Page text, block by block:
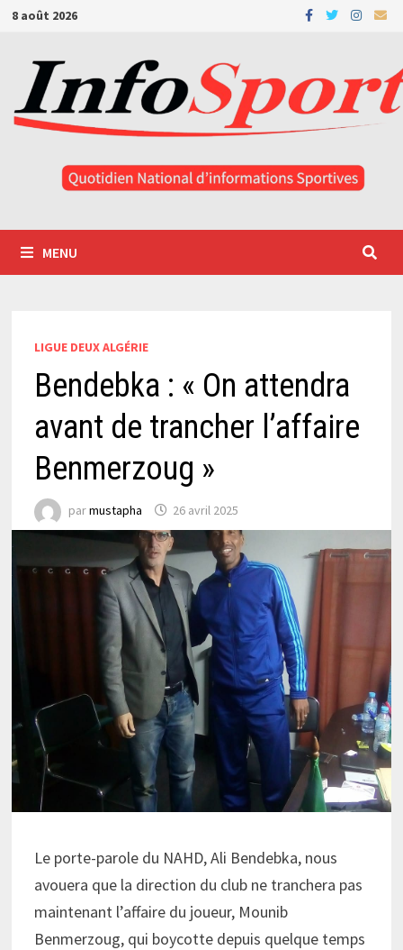
Passer
contenu
8 août 2026
MENU
LIGUE DEUX ALGÉRIE
Bendebka : « On attendra
avant de trancher l’affaire
Benmerzoug »
parmustapha 26 avril 2025
Le porte-parole du NAHD, Ali Bendebka, nous
avouera que la direction du club ne tranchera pas
maintenant l’affaire du joueur, Mounib
Benmerzoug, qui boycotte depuis quelque temps